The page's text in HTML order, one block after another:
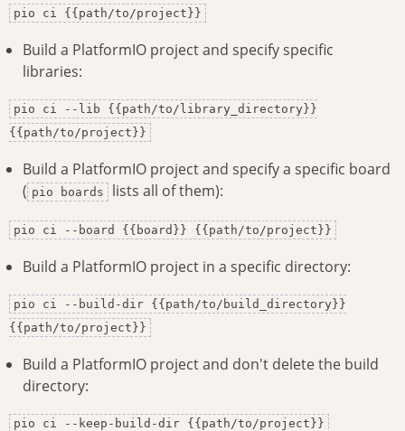
pio ci {{path/to/project}}
Build a PlatformIO project and specify specific
libraries:
pio ci --lib {{path/to/library_directory}}
{{path/to/project}}
Build a PlatformIO project and specify a specific board
( pio boards lists all of them):
pio ci --board {{board}} {{path/to/project}}
Build a PlatformIO project in a specific directory:
pio ci --build-dir {{path/to/build_directory}}
{{path/to/project}}
Build a PlatformIO project and don't delete the build
directory:
pio ci --keep-build-dir {{path/to/project}}